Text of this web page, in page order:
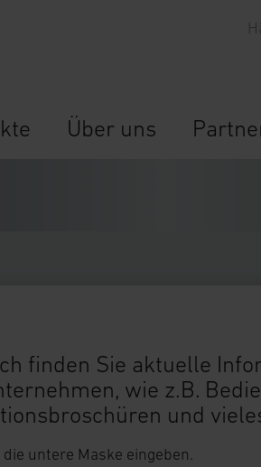
Über uns
finden Sie aktuelle
wie z.B.
und
untere Maske eingeben.